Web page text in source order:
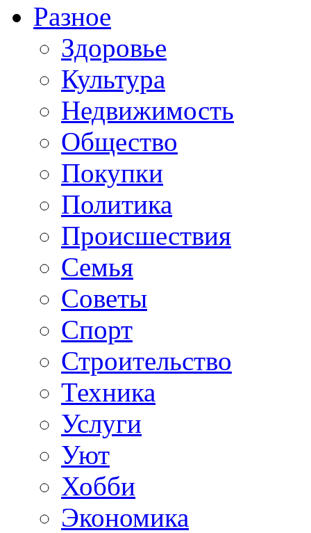
Разное
Здоровье
Культура
Недвижимость
Общество
Покупки
Политика
Происшествия
Семья
Советы
Спорт
Строительство
Техника
Услуги
Уют
Хобби
Экономика